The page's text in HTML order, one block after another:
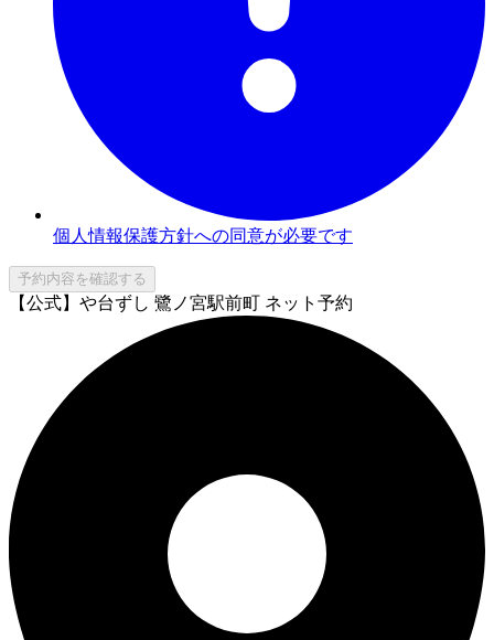
個人情報保護方針への同意が必要です
予約内容を確認する
【公式】や台ずし 鷺ノ宮駅前町 ネット予約